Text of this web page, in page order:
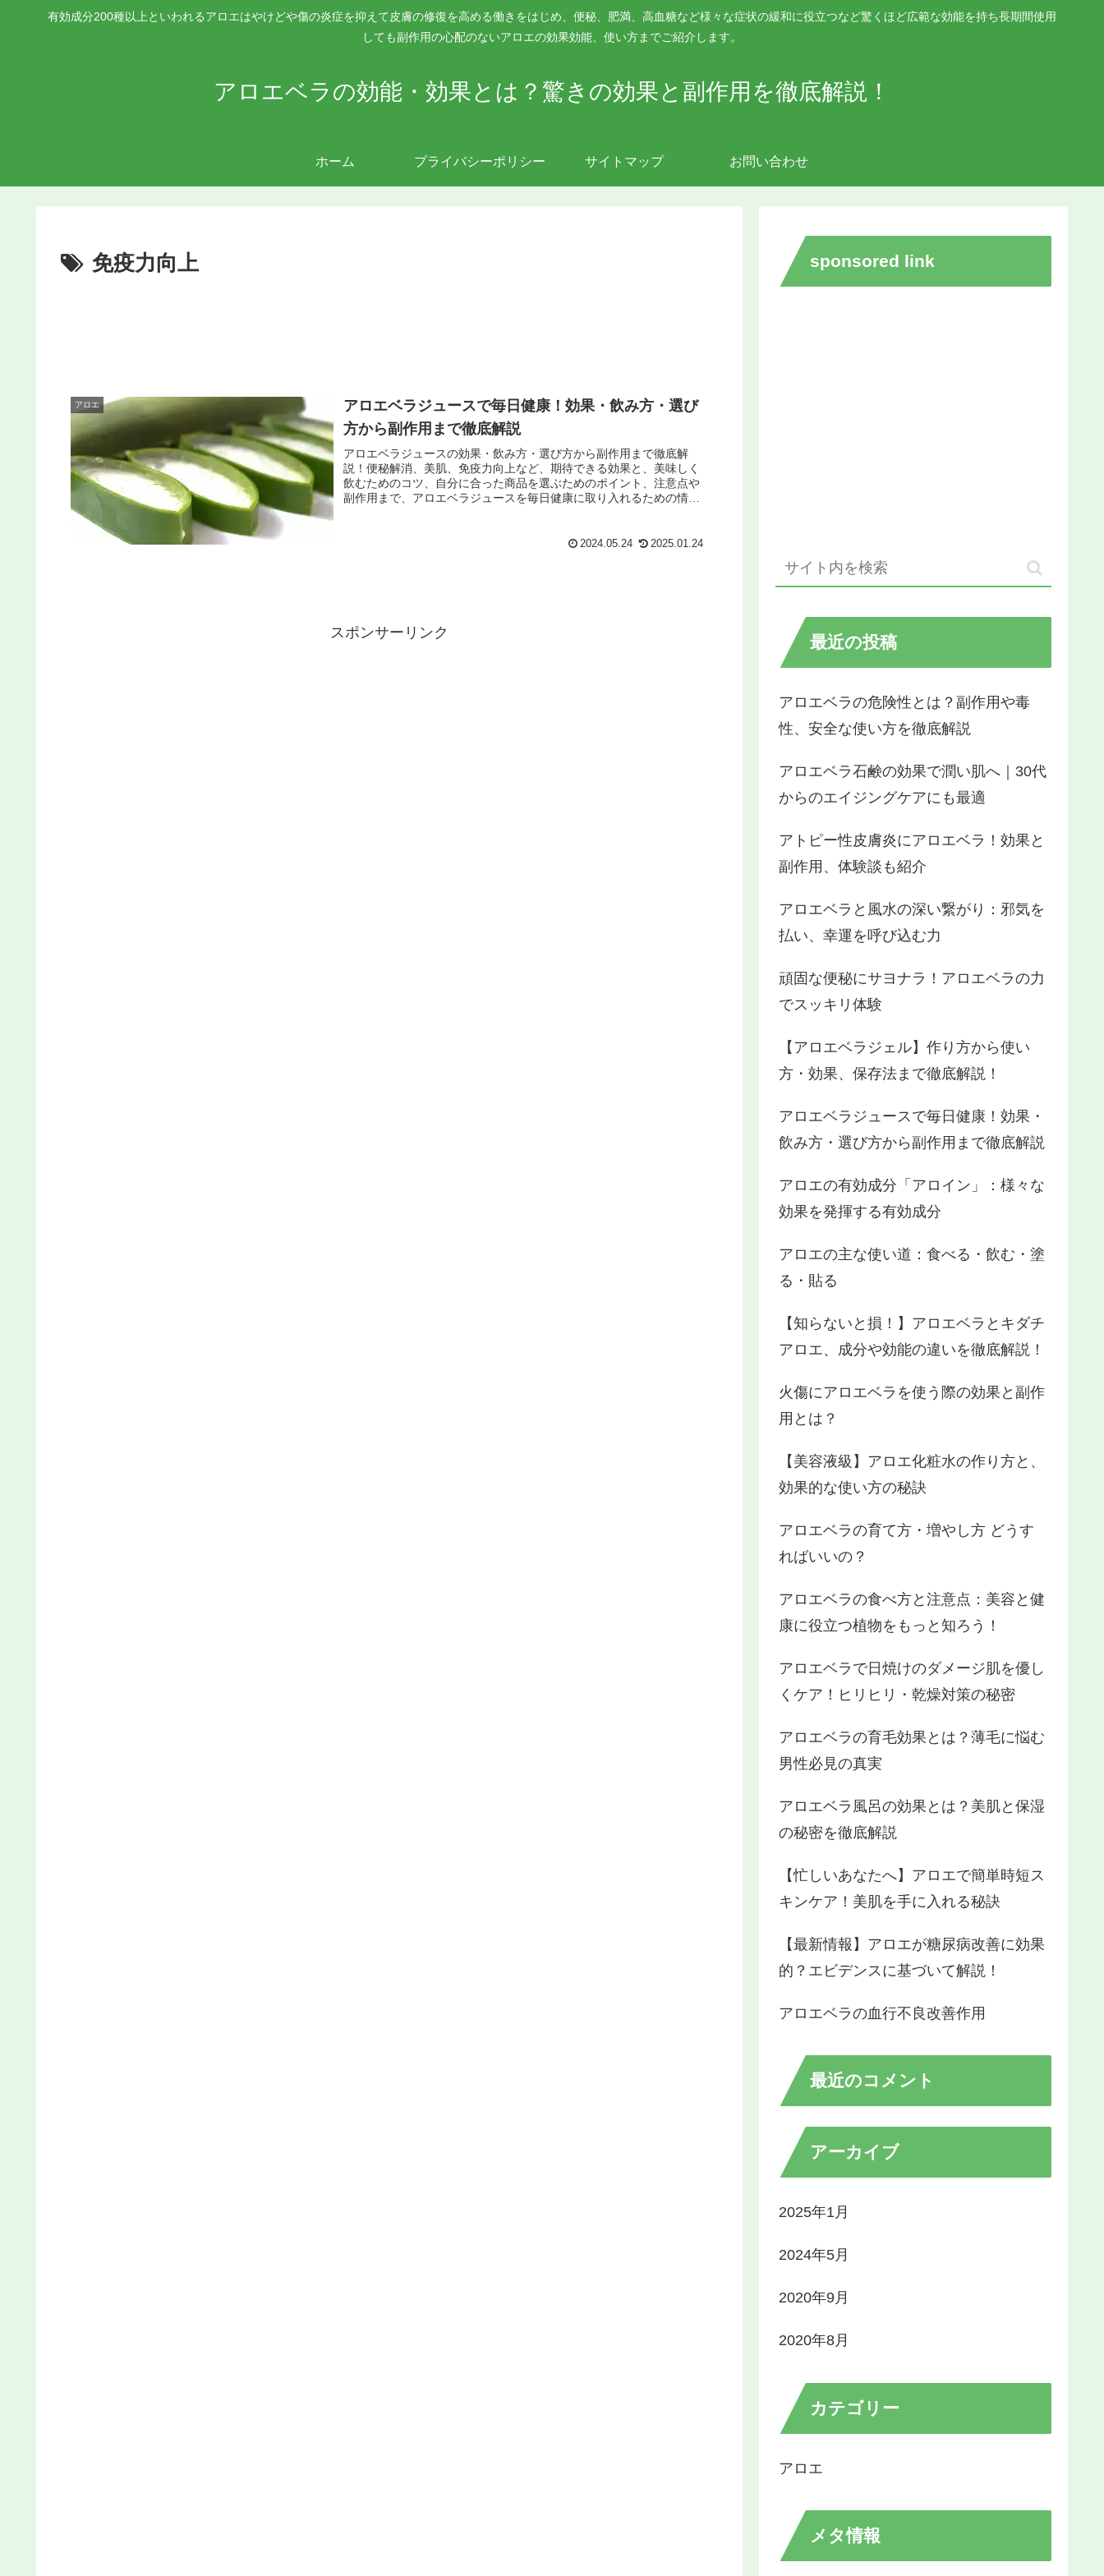
有効成分200種以上といわれるアロエはやけどや傷の炎症を抑えて皮膚の修復を高める働きをはじめ、便秘、肥満、高血糖など様々な症状の緩和に役立つなど驚くほど広範な効能を持ち長期間使用
しても副作用の心配のないアロエの効果効能、使い方までご紹介します。
アロエベラの効能・効果とは？驚きの効果と副作用を徹底解説！
ホーム プライバシーポリシー サイトマップ お問い合わせ
免疫力向上
アロエ
アロエベラジュースで毎日健康！効果・飲み方・選び
方から副作用まで徹底解説
アロエベラジュースの効果・飲み方・選び方から副作用まで徹底解
説！便秘解消、美肌、免疫力向上など、期待できる効果と、美味しく
飲むためのコツ、自分に合った商品を選ぶためのポイント、注意点や
副作用まで、アロエベラジュースを毎日健康に取り入れるための情報
2024.05.24 2025.01.24
スポンサーリンク
sponsored link
最近の投稿
アロエベラの危険性とは？副作用や毒
性、安全な使い方を徹底解説
アロエベラ石鹸の効果で潤い肌へ｜30代
からのエイジングケアにも最適
アトピー性皮膚炎にアロエベラ！効果と
副作用、体験談も紹介
アロエベラと風水の深い繋がり：邪気を
払い、幸運を呼び込む力
頑固な便秘にサヨナラ！アロエベラの力
でスッキリ体験
【アロエベラジェル】作り方から使い
方・効果、保存法まで徹底解説！
アロエベラジュースで毎日健康！効果・
飲み方・選び方から副作用まで徹底解説
アロエの有効成分「アロイン」：様々な
効果を発揮する有効成分
アロエの主な使い道：食べる・飲む・塗
る・貼る
【知らないと損！】アロエベラとキダチ
アロエ、成分や効能の違いを徹底解説！
火傷にアロエベラを使う際の効果と副作
用とは？
【美容液級】アロエ化粧水の作り方と、
効果的な使い方の秘訣
アロエベラの育て方・増やし方 どうす
ればいいの？
アロエベラの食べ方と注意点：美容と健
康に役立つ植物をもっと知ろう！
アロエベラで日焼けのダメージ肌を優し
くケア！ヒリヒリ・乾燥対策の秘密
アロエベラの育毛効果とは？薄毛に悩む
男性必見の真実
アロエベラ風呂の効果とは？美肌と保湿
の秘密を徹底解説
【忙しいあなたへ】アロエで簡単時短ス
キンケア！美肌を手に入れる秘訣
【最新情報】アロエが糖尿病改善に効果
的？エビデンスに基づいて解説！
アロエベラの血行不良改善作用
最近のコメント
アーカイブ
2025年1月
2024年5月
2020年9月
2020年8月
カテゴリー
アロエ
メタ情報